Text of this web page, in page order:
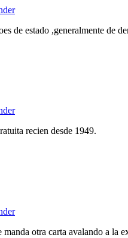
de estado ,generalmente de
recien desde 1949.
manda otra carta avalando a